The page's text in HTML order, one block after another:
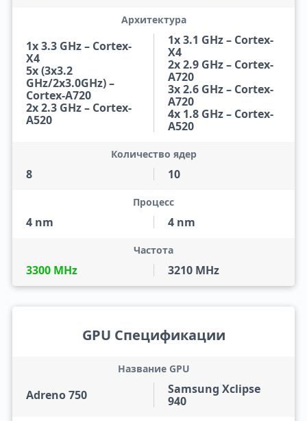
1x 3.3 GHz – Cortex-
X4
5x (3x3.2
GHz/2x3.0GHz) –
Cortex-A720
2x 2.3 GHz – Cortex-
A520
Архитектура
1x 3.1 GHz – Cortex-
X4
2x 2.9 GHz – Cortex-
A720
3x 2.6 GHz – Cortex-
A720
4x 1.8 GHz – Cortex-
A520
8
Количество ядер
10
4 nm
Процесс
4 nm
3300 MHz
Частота
3210 MHz
GPU Спецификации
Adreno 750
Название GPU
Samsung Xclipse
940